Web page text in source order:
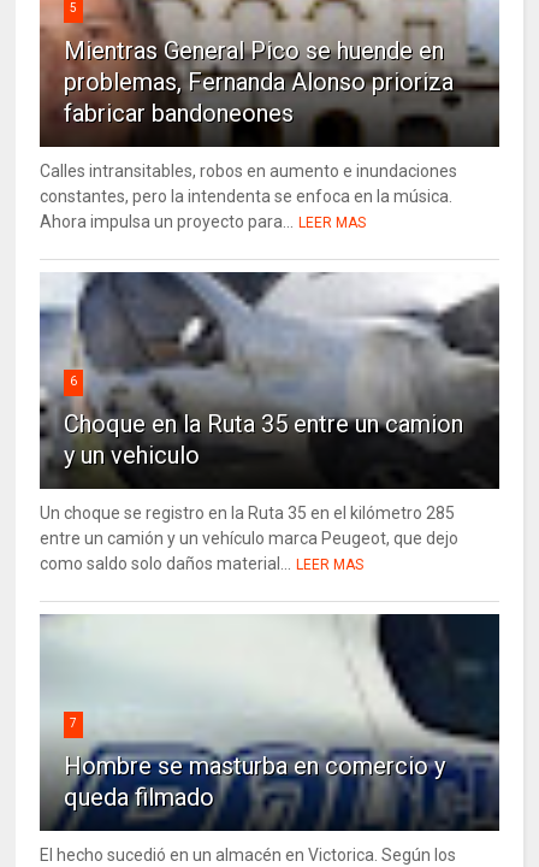
5
Mientras General Pico se huende en
problemas, Fernanda Alonso prioriza
fabricar bandoneones
Calles intransitables, robos en aumento e inundaciones
constantes, pero la intendenta se enfoca en la música.
Ahora impulsa un proyecto para... LEER MAS
6
Choque en la Ruta 35 entre un camion
y un vehiculo
Un choque se registro en la Ruta 35 en el kilómetro 285
entre un camión y un vehículo marca Peugeot, que dejo
como saldo solo daños material... LEER MAS
7
Hombre se masturba en comercio y
queda filmado
El hecho sucedió en un almacén en Victorica. Según los